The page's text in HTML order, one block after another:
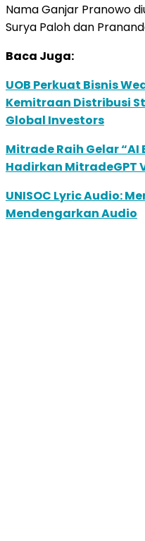
Nama Ganjar Pranowo
Surya Paloh dan
Baca Juga:
UOB Perkuat Bisnis
Kemitraan Distribusi
Global Investors
Mitrade Raih Gelar “AI
Hadirkan MitradeGPT
UNISOC Lyric Audio:
Mendengarkan Audio